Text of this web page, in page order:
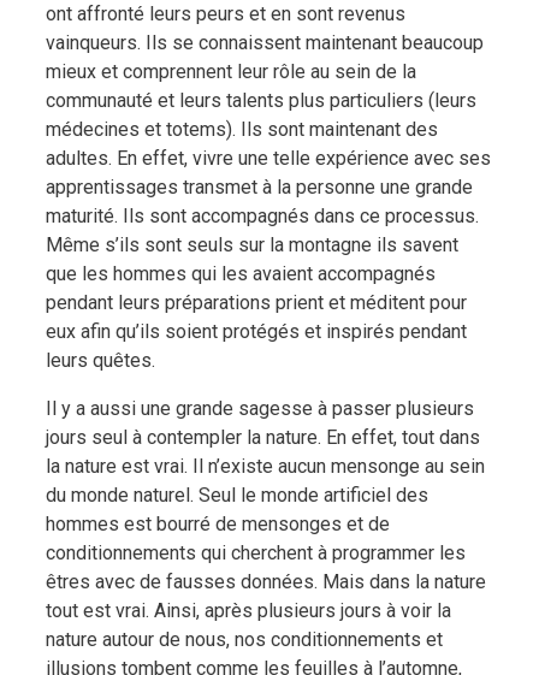
ont affronté leurs peurs et en sont revenus
vainqueurs. Ils se connaissent maintenant beaucoup
mieux et comprennent leur rôle au sein de la
communauté et leurs talents plus particuliers (leurs
médecines et totems). Ils sont maintenant des
adultes. En effet, vivre une telle expérience avec ses
apprentissages transmet à la personne une grande
maturité. Ils sont accompagnés dans ce processus.
Même s’ils sont seuls sur la montagne ils savent
que les hommes qui les avaient accompagnés
pendant leurs préparations prient et méditent pour
eux afin qu’ils soient protégés et inspirés pendant
leurs quêtes.
Il y a aussi une grande sagesse à passer plusieurs
jours seul à contempler la nature. En effet, tout dans
la nature est vrai. Il n’existe aucun mensonge au sein
du monde naturel. Seul le monde artificiel des
hommes est bourré de mensonges et de
conditionnements qui cherchent à programmer les
êtres avec de fausses données. Mais dans la nature
tout est vrai. Ainsi, après plusieurs jours à voir la
nature autour de nous, nos conditionnements et
illusions tombent comme les feuilles à l’automne,